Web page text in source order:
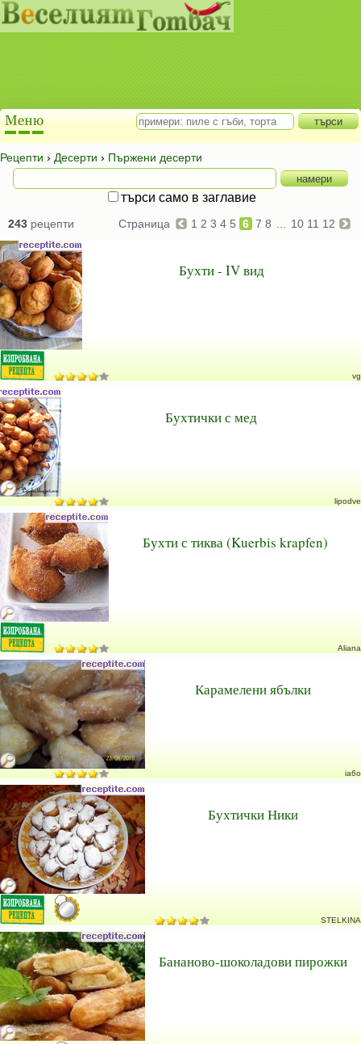
Рецепти › Десерти › Пържени десерти
търси само в заглавие
243 рецепти Страница 1 2 3 4 5 6 7 8 10 11 12
Бухти - IV вид
vg
Бухтички с мед
lipodve
Бухти с тиква (Kuerbis krapfen)
Aliana
Карамелени ябълки
ia6o
Бухтички Ники
STELKINA
Бананово-шоколадови пирожки